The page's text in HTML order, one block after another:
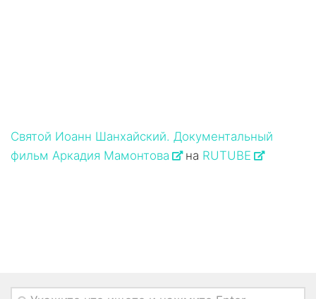
Святой Иоанн Шанхайский. Документальный
фильм Аркадия Мамонтова
на RUTUBE